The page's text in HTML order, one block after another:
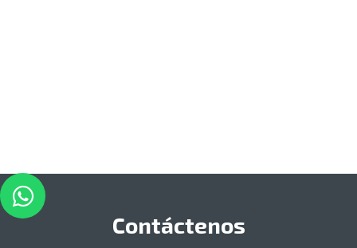
Contáctenos